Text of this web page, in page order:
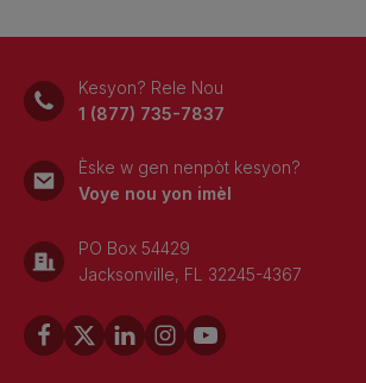
Kesyon? Rele Nou
1 (877) 735-7837
Èske w gen nenpòt kesyon?
Voye nou yon imèl
PO Box 54429
Jacksonville, FL 32245-4367